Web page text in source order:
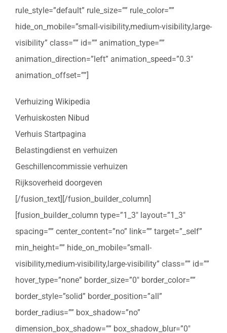
rule_style=”default” rule_size=”” rule_color=””
hide_on_mobile=”small-visibility,medium-visibility,large-
visibility” class=”” id=”” animation_type=””
animation_direction=”left” animation_speed=”0.3″
animation_offset=””]
Verhuizing Wikipedia
Verhuiskosten Nibud
Verhuis Startpagina
Belastingdienst en verhuizen
Geschillencommissie verhuizen
Rijksoverheid doorgeven
[/fusion_text][/fusion_builder_column]
[fusion_builder_column type=”1_3″ layout=”1_3″
spacing=”” center_content=”no” link=”” target=”_self”
min_height=”” hide_on_mobile=”small-
visibility,medium-visibility,large-visibility” class=”” id=””
hover_type=”none” border_size=”0″ border_color=””
border_style=”solid” border_position=”all”
border_radius=”” box_shadow=”no”
dimension_box_shadow=”” box_shadow_blur=”0″